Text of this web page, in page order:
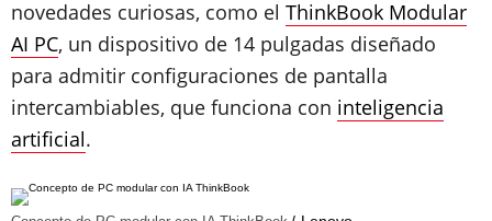
novedades curiosas, como el ThinkBook Modular
AI PC, un dispositivo de 14 pulgadas diseñado
para admitir configuraciones de pantalla
intercambiables, que funciona con inteligencia
artificial.